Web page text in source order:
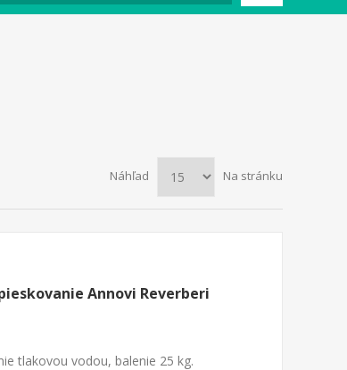
Náhľad Na stránku
Annovi Reverberi
tlakovou vodou, balenie 25 kg.